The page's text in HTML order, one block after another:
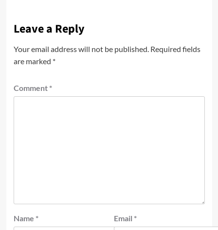
Leave a Reply
Your email address will not be published. Required fields
are marked *
Comment *
Name * Email *